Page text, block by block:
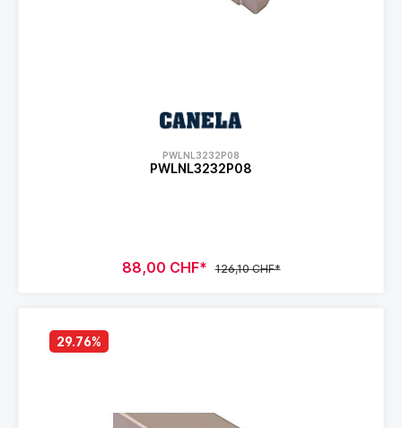
PWLNL3232P08
PWLNL3232P08
88,00 CHF* 126,10 CHF*
29.76%